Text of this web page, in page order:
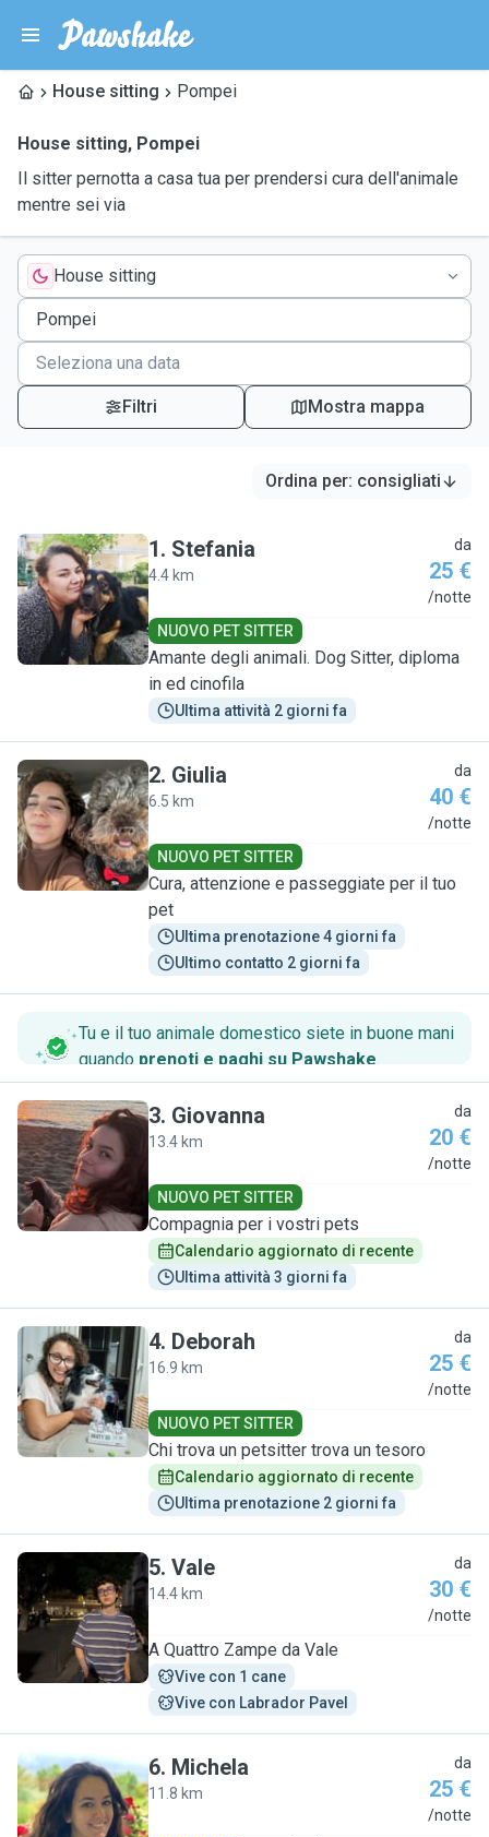
House sitting Pompei
House sitting, Pompei
Il sitter pernotta a casa tua per prendersi cura dell'animale
mentre sei via
House sitting
Filtri Mostra mappa
Ordina per: consigliati
S
1. Stefania
4.4 km
da
25 €
/notte
NUOVO PET SITTER
Amante degli animali. Dog Sitter, diploma
in ed cinofila
Ultima attività 2 giorni fa
G
2. Giulia
6.5 km
da
40 €
/notte
NUOVO PET SITTER
Cura, attenzione e passeggiate per il tuo
pet
Ultima prenotazione 4 giorni fa
Ultimo contatto 2 giorni fa
Tu e il tuo animale domestico siete in buone mani
quando prenoti e paghi su Pawshake.
G
3. Giovanna
13.4 km
da
20 €
/notte
NUOVO PET SITTER
Compagnia per i vostri pets
Calendario aggiornato di recente
Ultima attività 3 giorni fa
D
4. Deborah
16.9 km
da
25 €
/notte
NUOVO PET SITTER
Chi trova un petsitter trova un tesoro
Calendario aggiornato di recente
Ultima prenotazione 2 giorni fa
V
5. Vale
14.4 km
da
30 €
/notte
A Quattro Zampe da Vale
Vive con 1 cane
Vive con Labrador Pavel
M
6. Michela
11.8 km
da
25 €
/notte